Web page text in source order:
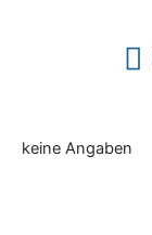
keine Angaben